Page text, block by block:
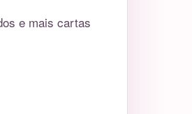
e mais cartas